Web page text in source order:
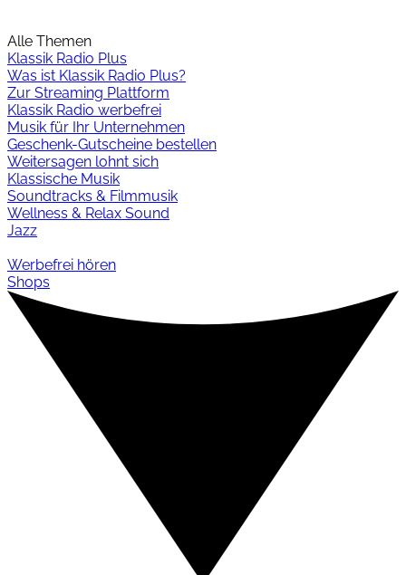
Alle Themen
Klassik Radio Plus
Was ist Klassik Radio Plus?
Zur Streaming Plattform
Klassik Radio werbefrei
Musik für Ihr Unternehmen
Geschenk-Gutscheine bestellen
Weitersagen lohnt sich
Klassische Musik
Soundtracks & Filmmusik
Wellness & Relax Sound
Jazz
Werbefrei hören
Shops